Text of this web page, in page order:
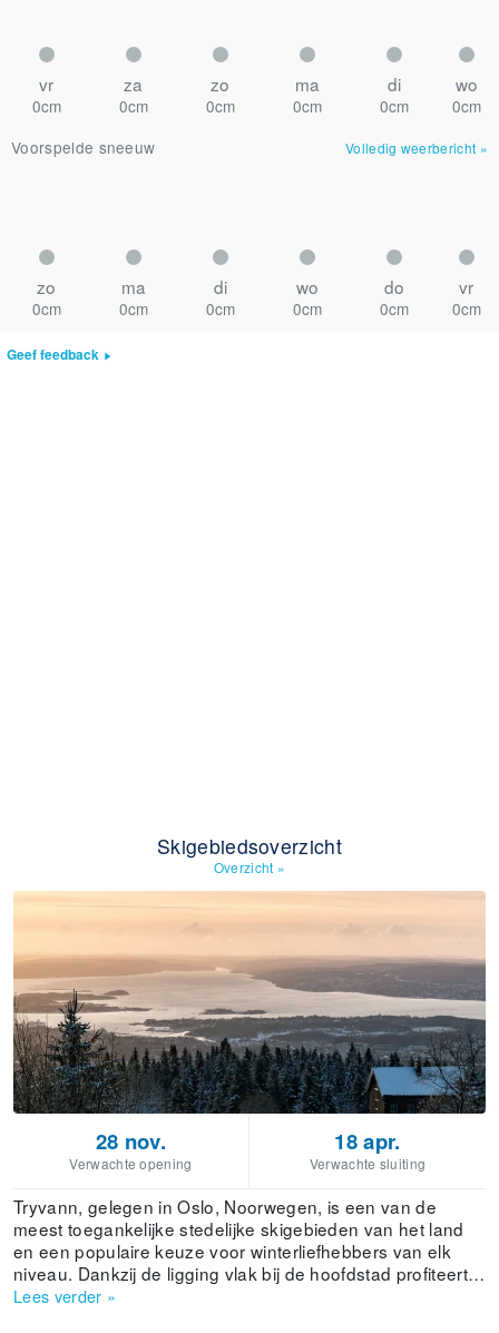
vr za zo ma di wo
0cm 0cm 0cm 0cm 0cm
0cm
Voorspelde sneeuw
Volledig weerbericht »
zo ma di wo do vr
0cm 0cm 0cm 0cm 0cm 0cm
Geef feedback
Skigebiedsoverzicht
Overzicht »
28 nov.
Verwachte opening
18 apr.
Verwachte sluiting
Tryvann, gelegen in Oslo, Noorwegen, is een van de
meest toegankelijke stedelijke skigebieden van het land
en een populaire keuze voor winterliefhebbers van elk
niveau. Dankzij de ligging vlak bij de hoofdstad profiteert
het resort van betrouwbare winterse omstandigheden en
Lees verder »